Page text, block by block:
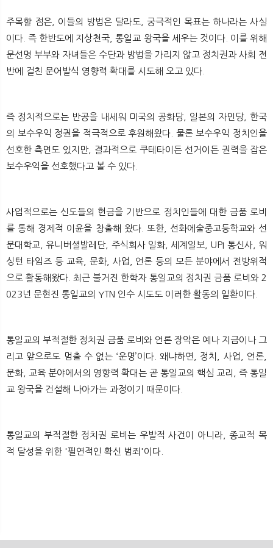
주목할 점은, 이들의 방법은 달라도, 궁극적인 목표는 하나라는 사실
이다. 즉 한반도에 지상천국, 통일교 왕국을 세우는 것이다. 이를 위해
문선명 부부와 자녀들은 수단과 방법을 가리지 않고 정치권과 사회 전
반에 걸친 문어발식 영향력 확대를 시도해 오고 있다.
즉 정치적으로는 반공을 내세워 미국의 공화당, 일본의 자민당, 한국
의 보수우익 정권을 적극적으로 후원해왔다. 물론 보수우익 정치인을
선호한 측면도 있지만, 결과적으로 쿠테타이든 선거이든 권력을 잡은
보수우익을 선호했다고 볼 수 있다.
사업적으로는 신도들의 헌금을 기반으로 정치인들에 대한 금품 로비
를 통해 경제적 이윤을 창출해 왔다. 또한, 선화에술중고등학교와 선
문대학교, 유니버셜발레단, 주식회사 일화, 세계일보, UPI 통신사, 워
싱턴 타임즈 등 교육, 문화, 사업, 언론 등의 모든 분야에서 전방위적
으로 활동해왔다. 최근 불거진 한학자 통일교의 정치권 금품 로비와 2
023년 문현진 통일교의 YTN 인수 시도도 이러한 활동의 일환이다.
통일교의 부적절한 정치권 금품 로비와 언론 장악은 예나 지금이나 그
리고 앞으로도 멈출 수 없는 ‘운명’이다. 왜냐하면, 정치, 사업, 언론,
문화, 교육 분야에서의 영향력 확대는 곧 통일교의 핵심 교리, 즉 통일
교 왕국을 건설해 나아가는 과정이기 때문이다.
통일교의 부적절한 정치권 로비는 우발적 사건이 아니라, 종교적 목
적 달성을 위한 '필연적인 확신 범죄'이다. ​